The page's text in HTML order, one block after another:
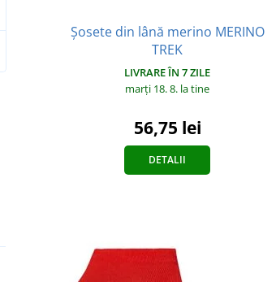
Șosete din lână merino MERINO
TREK
LIVRARE ÎN 7 ZILE
marți 18. 8. la tine
56,75 lei
DETALII